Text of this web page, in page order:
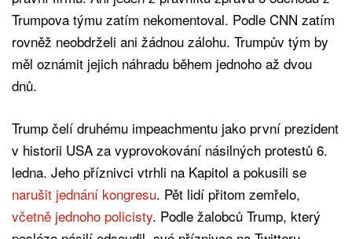
Trumpova týmu zatím nekomentoval. Podle CNN zatím
rovněž neobdrželi ani žádnou zálohu. Trumpův tým by
měl oznámit jejich náhradu během jednoho až dvou
dnů.
Trump čelí druhému impeachmentu jako první prezident
v historii USA za vyprovokování násilných protestů 6.
ledna. Jeho příznivci vtrhli na Kapitol a pokusili se
narušit jednání kongresu. Pět lidí přitom zemřelo,
včetně jednoho policisty. Podle žalobců Trump, který